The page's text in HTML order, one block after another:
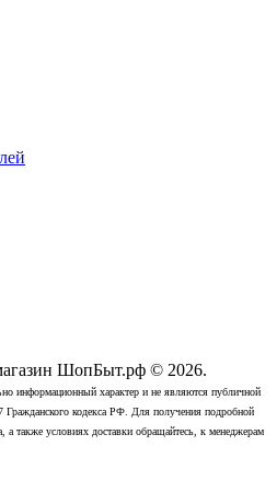
ШопБыт.рф © 2026.
информационный характер и не являются публичной
Гражданского кодекса РФ. Для получения подробной
а также условиях доставки обращайтесь, к менеджерам